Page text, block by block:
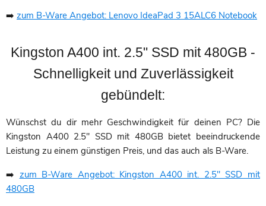
➡️ zum B-Ware Angebot: Lenovo IdeaPad 3 15ALC6 Notebook
Kingston A400 int. 2.5" SSD mit 480GB -
Schnelligkeit und Zuverlässigkeit
gebündelt:
Wünschst du dir mehr Geschwindigkeit für deinen PC? Die
Kingston A400 2.5" SSD mit 480GB bietet beeindruckende
Leistung zu einem günstigen Preis, und das auch als B-Ware.
➡️ zum B-Ware Angebot: Kingston A400 int. 2.5" SSD mit
480GB